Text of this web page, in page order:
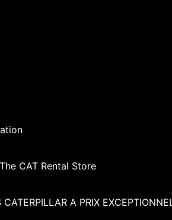
CAT Rental Store
A PRIX